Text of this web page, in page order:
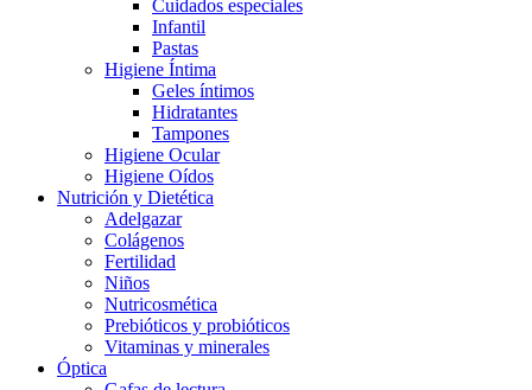
Cuidados especiales
Infantil
Pastas
Higiene Íntima
Geles íntimos
Hidratantes
Tampones
Higiene Ocular
Higiene Oídos
Nutrición y Dietética
Adelgazar
Colágenos
Fertilidad
Niños
Nutricosmética
Prebióticos y probióticos
Vitaminas y minerales
Óptica